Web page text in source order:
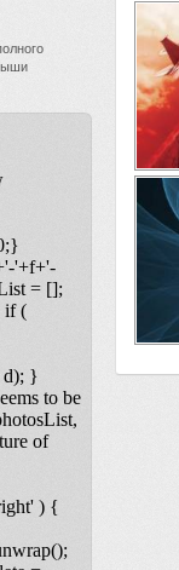
'+f+'-
= [];
if (
d); }
to be
of
) {